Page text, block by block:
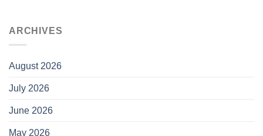
ARCHIVES
August 2026
July 2026
June 2026
May 2026